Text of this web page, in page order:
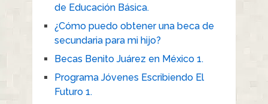
de Educación Básica.
¿Cómo puedo obtener una beca de
secundaria para mi hijo?
Becas Benito Juárez en México 1.
Programa Jóvenes Escribiendo El
Futuro 1.